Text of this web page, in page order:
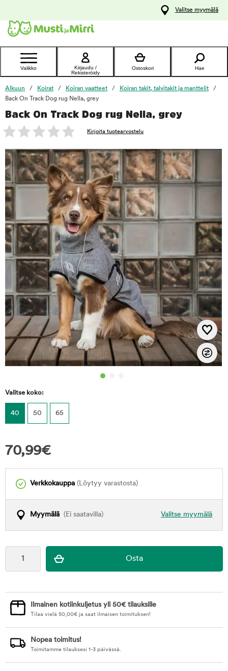
Ota yhteyttä
asiakaspalveluun
Valitse myymälä
Valikko
Kirjaudu /
Rekisteröidy
Ostoskori Hae
Alkuun Koirat Koiran vaatteet
Koiran takit, talvitakit ja manttelit
Back On Track Dog rug Nella, grey
Back On Track Dog rug Nella, grey
Kirjoita tuotearvostelu
Valitse koko:
40 50 65
70,99€
Verkkokauppa (Löytyy varastosta)
Valitse myymälä
Myymälä (Ei saatavilla)
foo
Ilmainen kotiinkuljetus yli 50€ tilauksille
Tilaa vielä 50,00€ ja saat ilmaisen toimituksen!
Nopea toimitus!
Toimitamme tilauksesi 1-3 päivässä.